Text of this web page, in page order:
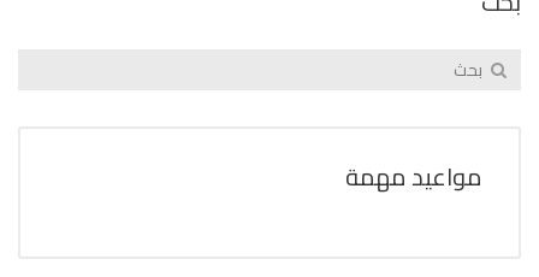
مواعيد مهمة